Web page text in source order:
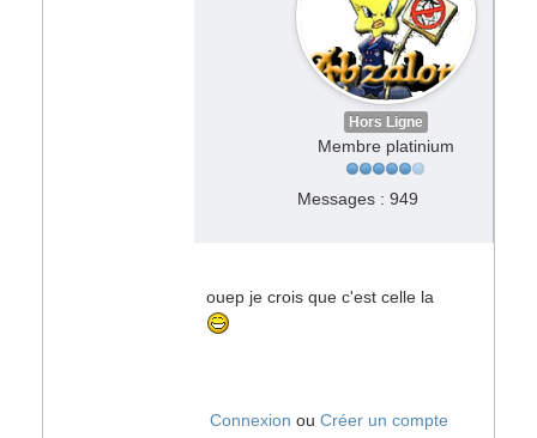
Hors Ligne
Membre platinium
Messages : 949
ouep je crois que c'est celle la
Connexion ou Créer un compte